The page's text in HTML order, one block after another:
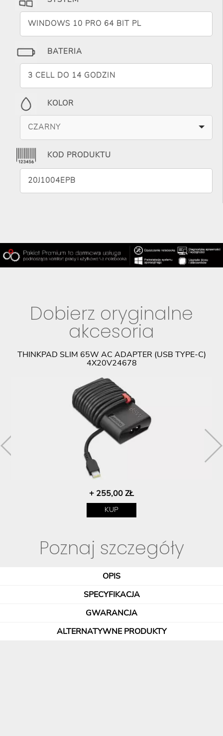
WINDOWS 10 PRO 64 BIT PL
BATERIA
3 CELL DO 14 GODZIN
KOLOR
CZARNY
KOD PRODUKTU
20J1004EPB
Dobierz oryginalne
akcesoria
THINKPAD SLIM 65W AC ADAPTER (USB TYPE-C)
4X20V24678
+ 255,00 ZŁ
KUP
Poznaj szczegóły
OPIS
SPECYFIKACJA
GWARANCJA
ALTERNATYWNE PRODUKTY